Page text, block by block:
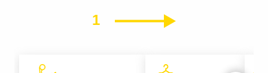
1 Próximo